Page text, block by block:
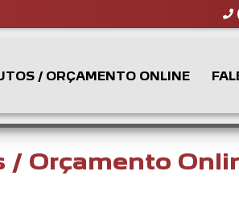
/ ORÇAMENTO ONLINE
/ Orçamento